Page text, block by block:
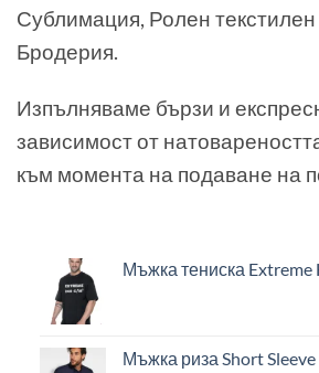
Сублимация, Ролен текстилен
Бродерия.
Изпълняваме бързи и
зависимост от
към момента на подаване на
Мъжка тениска Extreme
Мъжка риза Short Sleeve